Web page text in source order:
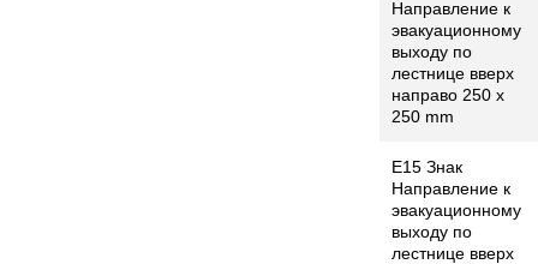
Направление к
эвакуационному
выходу по
лестнице вверх
направо 250 x
250 mm
Е15 Знак
Направление к
эвакуационному
выходу по
лестнице вверх